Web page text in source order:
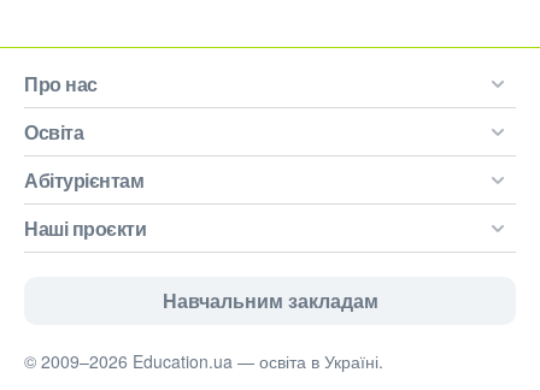
Про нас
Освіта
Абітурієнтам
Наші проєкти
Навчальним закладам
© 2009–2026 Education.ua — освіта в Україні.